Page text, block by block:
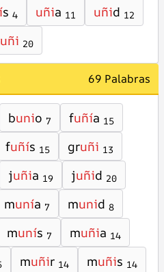
s 4 uñia 11 uñid 12
uñi 20
69 Palabras
bunio 7 fuñía 15
fuñís 15 gruñi 13
juñia 19 juñid 20
munía 7 munid 8
munís 7 muñia 14
muñir 14 muñis 14